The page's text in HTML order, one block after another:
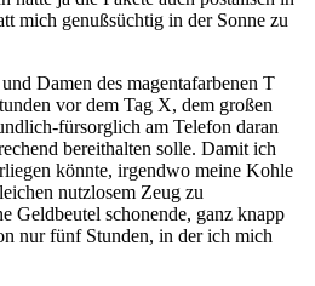
mich genußsüchtig in der Sonne zu
Damen des magentafarbenen T
vor dem Tag X, dem großen
fürsorglich am Telefon daran
bereithalten solle. Damit ich
könnte, irgendwo meine Kohle
nutzlosem Zeug zu
Geldbeutel schonende, ganz knapp
nur fünf Stunden, in der ich mich